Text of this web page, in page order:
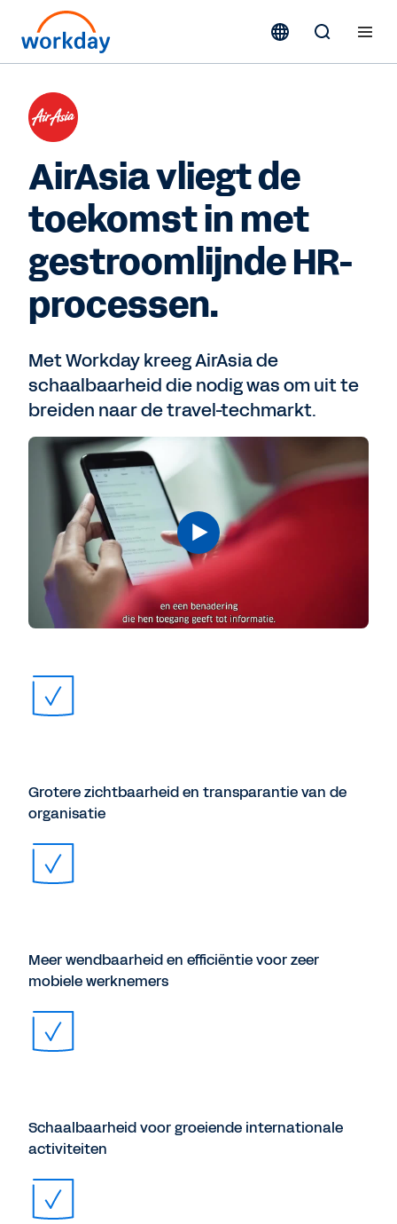
AirAsia vliegt de
toekomst in met
gestroomlijnde HR-
processen.
Met Workday kreeg AirAsia de
schaalbaarheid die nodig was om uit te
breiden naar de travel-techmarkt.
Grotere zichtbaarheid en transparantie van de
organisatie
Meer wendbaarheid en efficiëntie voor zeer
mobiele werknemers
Schaalbaarheid voor groeiende internationale
activiteiten